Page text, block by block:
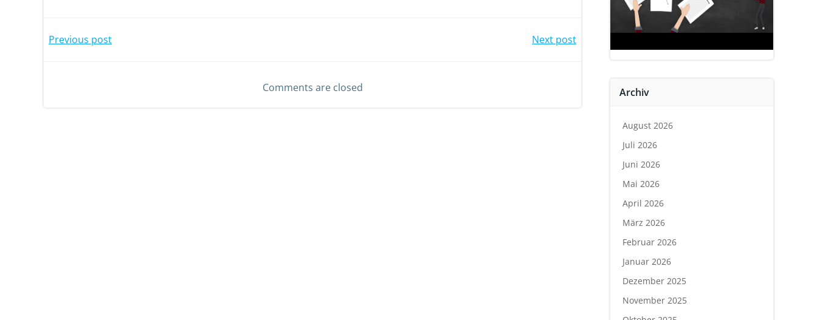
Previous post Next post
Comments are closed Archiv
August 2026
Juli 2026
Juni 2026
Mai 2026
April 2026
März 2026
Februar 2026
Januar 2026
Dezember 2025
November 2025